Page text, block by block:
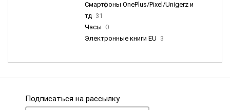
Смартфоны OnePlus/Pixel/Unigerz и
тд 31
Часы 0
Электронные книги EU 3
Подписаться на рассылку